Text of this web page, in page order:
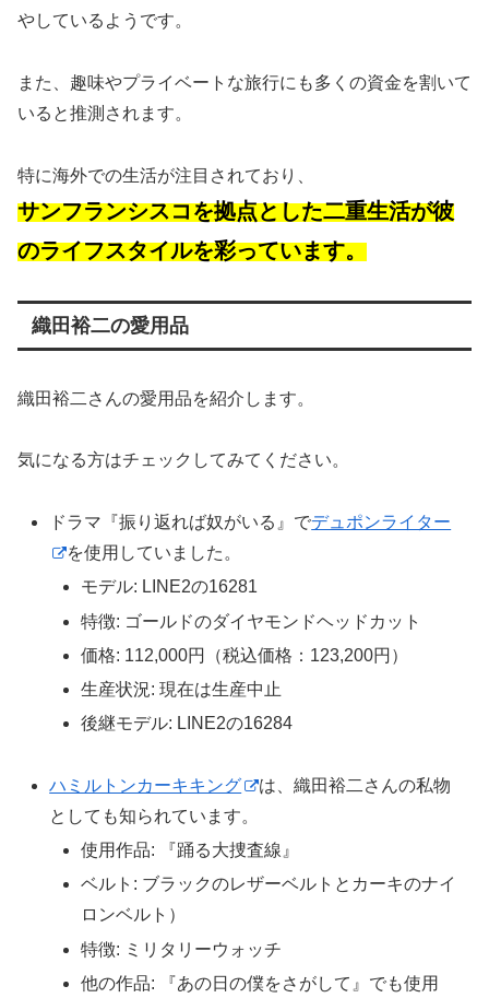
やしているようです。
また、趣味やプライベートな旅行にも多くの資金を割いて
いると推測されます。
特に海外での生活が注目されており、
サンフランシスコを拠点とした二重生活が彼
のライフスタイルを彩っています。
織田裕二の愛用品
織田裕二さんの愛用品を紹介します。
気になる方はチェックしてみてください。
ドラマ『振り返れば奴がいる』でデュポンライター
を使用していました。
モデル: LINE2の16281
特徴: ゴールドのダイヤモンドヘッドカット
価格: 112,000円（税込価格：123,200円）
生産状況: 現在は生産中止
後継モデル: LINE2の16284
ハミルトンカーキキング
は、織田裕二さんの私物
としても知られています。
使用作品: 『踊る大捜査線』
ベルト: ブラックのレザーベルトとカーキのナイ
ロンベルト ）
特徴: ミリタリーウォッチ
他の作品: 『あの日の僕をさがして』でも使用